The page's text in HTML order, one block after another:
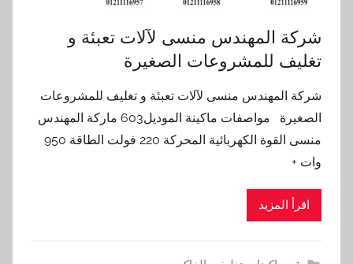
شركة المهندس منسى لآلات تعبئة و
تغليف للمشروعات الصغيرة
شركة المهندس منسى لآلات تعبئة و تغليف للمشروعات
الصغيرة مواصفات ماكينة الموديل603 ماركة المهندس
منسى القوة الكهربائية المحركة 220 فولت الطاقة 950
وات +
اقرأ المزيد